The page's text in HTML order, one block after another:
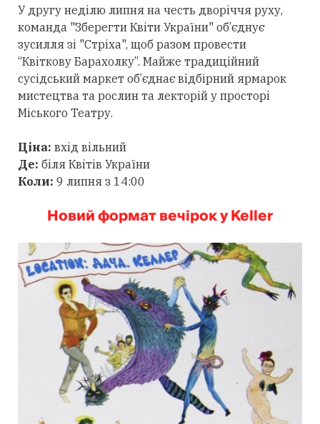
У другу неділю липня на честь дворіччя руху,
команда "Зберегти Квіти України" об’єднує
зусилля зі "Стріха", щоб разом провести
“Квіткову Барахолку”. Майже традиційний
сусідський маркет об’єднає відбірний ярмарок
мистецтва та рослин та лекторій у просторі
Міського Театру.
Ціна: вхід вільний
Де: біля Квітів України
Коли: 9 липня з 14:00
Новий формат вечірок у Keller